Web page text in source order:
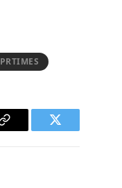
PRTIMES
Copy
Twitter